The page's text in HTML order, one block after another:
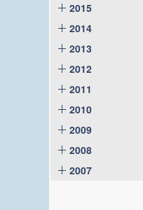
2015
2014
2013
2012
2011
2010
2009
2008
2007